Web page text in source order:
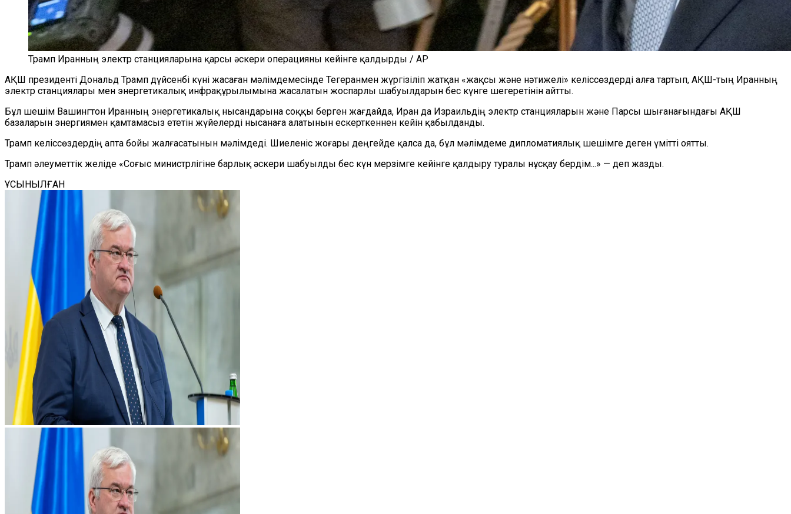
Трамп Иранның электр станцияларына қарсы әскери операцияны кейінге қалдырды / AP
АҚШ президенті Дональд Трамп дүйсенбі күні жасаған мәлімдемесінде Тегеранмен жүргізіліп жатқан «жақсы және нәтижелі» келіссөздерді алға тартып, АҚШ-тың Иранның
электр станциялары мен энергетикалық инфрақұрылымына жасалатын жоспарлы шабуылдарын бес күнге шегеретінін айтты.
Бұл шешім Вашингтон Иранның энергетикалық нысандарына соққы берген жағдайда, Иран да Израильдің электр станцияларын және Парсы шығанағындағы АҚШ
базаларын энергиямен қамтамасыз ететін жүйелерді нысанаға алатынын ескерткеннен кейін қабылданды.
Трамп келіссөздердің апта бойы жалғасатынын мәлімдеді. Шиеленіс жоғары деңгейде қалса да, бұл мәлімдеме дипломатиялық шешімге деген үмітті оятты.
Трамп әлеуметтік желіде «Соғыс министрлігіне барлық әскери шабуылды бес күн мерзімге кейінге қалдыру туралы нұсқау бердім...» — деп жазды.
ҰСЫНЫЛҒАН